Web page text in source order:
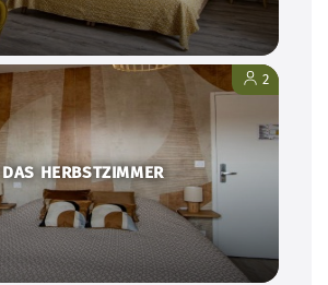
DAS HERBSTZIMMER
2